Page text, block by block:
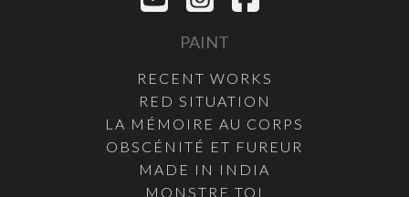
PAINT
RECENT WORKS
RED SITUATION
LA MÉMOIRE AU CORPS
OBSCÉNITÉ ET FUREUR
MADE IN INDIA
MONSTRE TOI